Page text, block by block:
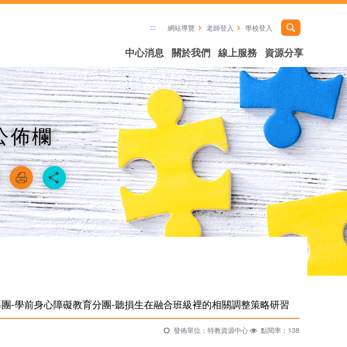
::: 網站導覽 老師登入 學校登入
中心消息 關於我們 線上服務 資源分享
佈欄
略過字型切換，社群分享工具列
-學前身心障礙教育分團-聽損生在融合班級裡的相關調整策略研習
發佈單位：特教資源中心 點閱率：138